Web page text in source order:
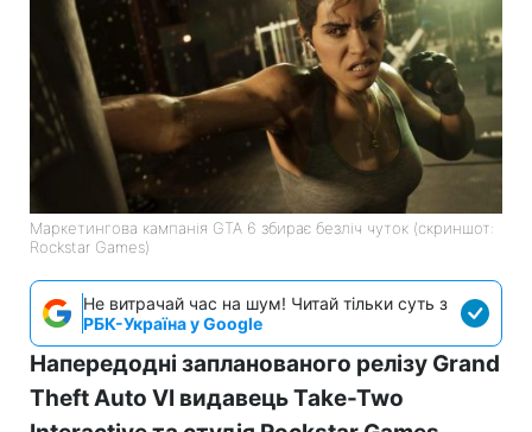
Маркетингова кампанія GTA 6 збирає безліч чуток (скриншот:
Rockstar Games)
Не витрачай час на шум! Читай тільки суть з
РБК-Україна у Google
Напередодні запланованого релізу Grand
Theft Auto VI видавець Take-Two